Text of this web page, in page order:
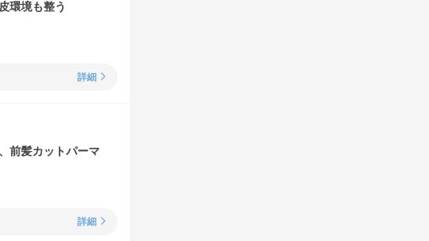
環境も整う
詳細
前髪カットパーマ
詳細